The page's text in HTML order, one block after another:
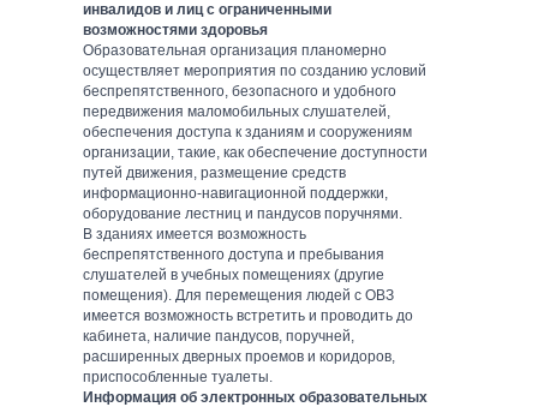
инвалидов и лиц с ограниченными
возможностями здоровья
Образовательная организация планомерно
осуществляет мероприятия по созданию условий
беспрепятственного, безопасного и удобного
передвижения маломобильных слушателей,
обеспечения доступа к зданиям и сооружениям
организации, такие, как обеспечение доступности
путей движения, размещение средств
информационно-навигационной поддержки,
оборудование лестниц и пандусов поручнями.
В зданиях имеется возможность
беспрепятственного доступа и пребывания
слушателей в учебных помещениях (другие
помещения). Для перемещения людей с ОВЗ
имеется возможность встретить и проводить до
кабинета, наличие пандусов, поручней,
расширенных дверных проемов и коридоров,
приспособленные туалеты.
Информация об электронных образовательных